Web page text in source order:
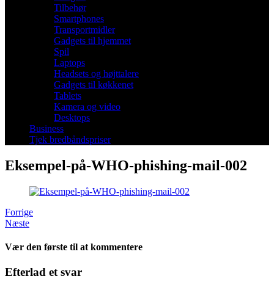
Tilbehør
Smartphones
Transportmidler
Gadgets til hjemmet
Spil
Laptops
Headsets og højttalere
Gadgets til køkkenet
Tablets
Kamera og video
Desktops
Business
Tjek bredbåndspriser
Eksempel-på-WHO-phishing-mail-002
Forrige
Næste
Vær den første til at kommentere
Efterlad et svar